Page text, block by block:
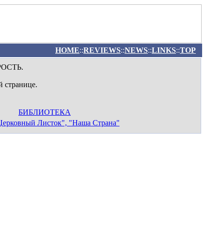
HOME::REVIEWS::NEWS::LINKS::TOP
странице.
БИБЛИОТЕКА
Листок", "Наша Страна"